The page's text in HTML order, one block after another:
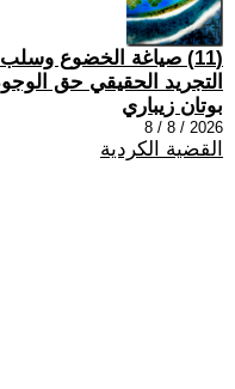
(11) صياغة الخضوع
التجريد الحقيقي حق
بوتان زيباري
2026 / 8 / 8
القضية الكردية